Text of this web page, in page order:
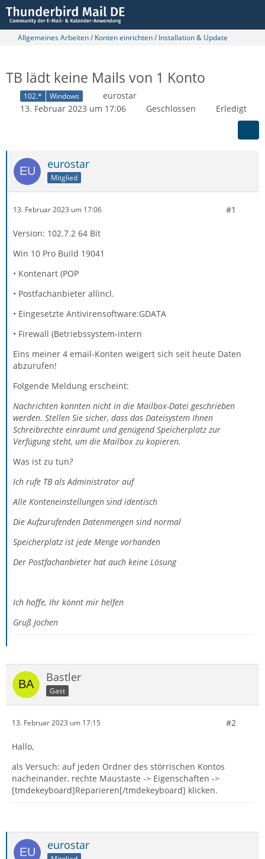
Allgemeines Arbeiten / Konten einrichten / Installation & Update
TB lädt keine Mails von 1 Konto
102.* Windows
eurostar
13. Februar 2023 um 17:06
Geschlossen Erledigt
eurostar
Mitglied
13. Februar 2023 um 17:06 #1
Version: 102.7.2 64 Bit
Win 10 Pro Build 19041
• Kontenart (POP
• Postfachanbieter allincl.
• Eingesetzte Antivirensoftware:GDATA
• Firewall (Betriebssystem-intern
Eins meiner 4 email-Konten weigert sich seit heute Daten
abzurufen!
Folgende Meldung erscheint:
Nachrichten konnten nicht in die Mailbox-Datei geschrieben
werden. Stellen Sie sicher, dass das Dateisystem Ihnen
Schreibrechte einräumt und genügend Speicherplatz zur
Verfügung steht, um die Mailbox zu kopieren.
Was ist zu tun?
Ich rufe TB als Administrator auf
Alle Konteneinstellungen sind identisch
Die Aufzurufenden Datenmengen sind normal
Speicherplatz ist jede Menge vorhanden
Der Postfachanbieter hat auch keine Lösung
Ich hoffe, Ihr könnt mir helfen
Gruß Jochen
Bastler
Gast
13. Februar 2023 um 17:15 #2
Hallo,
als Versuch: auf jeden Ordner des störrischen Kontos
nacheinander, rechte Maustaste -> Eigenschaften ->
[tmdekeyboard]Reparieren[/tmdekeyboard] klicken.
eurostar